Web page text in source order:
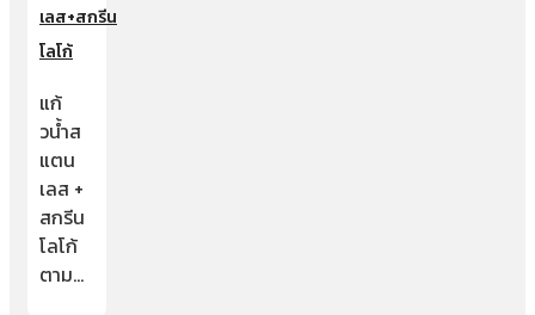
เลส+สกรีน
โลโก้
แก้
วน้ำส
แตน
เลส +
สกรีน
โลโก้
ตาม…